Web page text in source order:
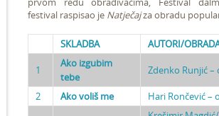
festival raspisao je Natječajza obradu
SKLADBA AUTORI/
1
Ako izgubim
tebe
Zdenko Runjić
2 Ako voliš me Hari Rončević –